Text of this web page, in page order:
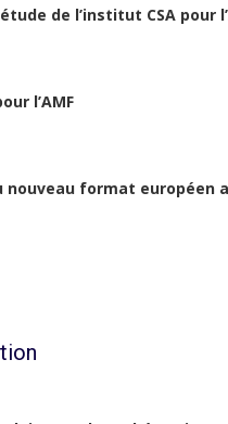
de l’institut CSA pour
l’AMF
nouveau format européen